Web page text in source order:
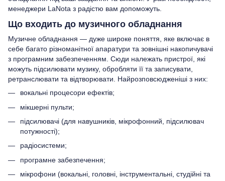
менеджери LaNota з радістю вам допоможуть.
Що входить до музичного обладнання
Музичне обладнання — дуже широке поняття, яке включає в
себе багато різноманітної апаратури та зовнішні накопичувачі
з програмним забезпеченням. Сюди належать пристрої, які
можуть підсилювати музику, обробляти її та записувати,
ретранслювати та відтворювати. Найрозповсюдженіші з них:
вокальні процесори ефектів;
мікшерні пульти;
підсилювачі (для навушників, мікрофонний, підсилювач
потужності);
радіосистеми;
програмне забезпечення;
мікрофони (вокальні, головні, інструментальні, студійні та